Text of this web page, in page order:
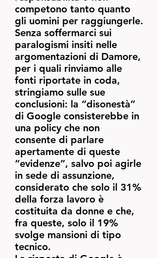
competono tanto quanto
gli uomini per raggiungerle.
Senza soffermarci sui
paralogismi insiti nelle
argomentazioni di Damore,
per i quali rinviamo alle
fonti riportate in coda,
stringiamo sulle sue
conclusioni: la “disonestà”
di Google consisterebbe in
una policy che non
consente di parlare
apertamente di queste
“evidenze”, salvo poi agirle
in sede di assunzione,
considerato che solo il 31%
della forza lavoro è
costituita da donne e che,
fra queste, solo il 19%
svolge mansioni di tipo
tecnico.